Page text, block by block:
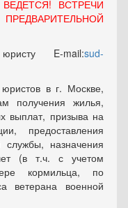
ВСТРЕЧИ
E-mail:sud-
в г. Москве,
получения жилья,
выплат, призыва на
предоставления
службы, назначения
(в т.ч. с учетом
кормильца, по
ветерана военной